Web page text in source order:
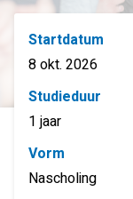
Startdatum
8 okt. 2026
Studieduur
1 jaar
Vorm
Nascholing